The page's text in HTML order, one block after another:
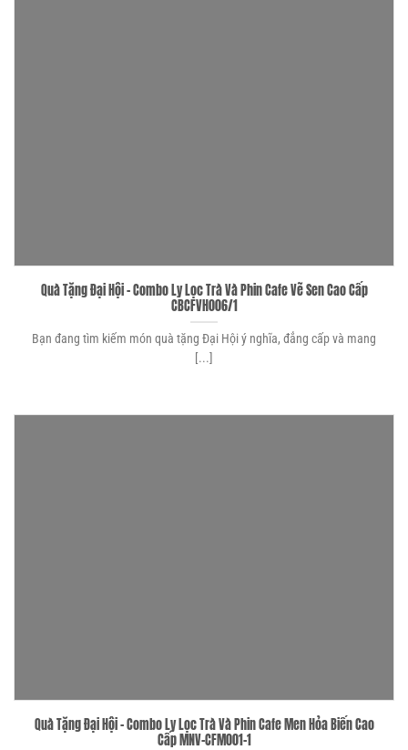
Quà Tặng Đại Hội – Combo Ly Lọc Trà Và Phin Cafe Vẽ Sen Cao Cấp
CBCFVH006/1
Bạn đang tìm kiếm món quà tặng Đại Hội ý nghĩa, đẳng cấp và mang
[...]
Quà Tặng Đại Hội – Combo Ly Lọc Trà Và Phin Cafe Men Hỏa Biến Cao
Cấp MNV-CFM001-1